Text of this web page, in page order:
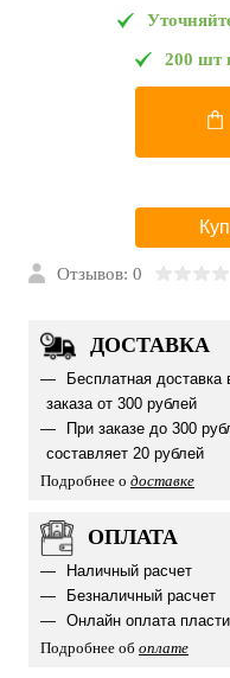
200 шт
Отзывов: 0
ДОСТАВКА
Бесплатная
заказа от 300 рублей
При заказе до 300
составляет 20 рублей
Подробнее о доставке
ОПЛАТА
Наличный расчет
Безналичный расчет
Онлайн оплата
Подробнее об оплате